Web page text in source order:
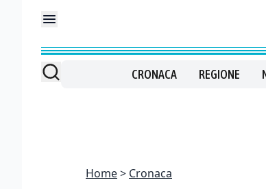
CRONACA REGIONE
Home Cronaca